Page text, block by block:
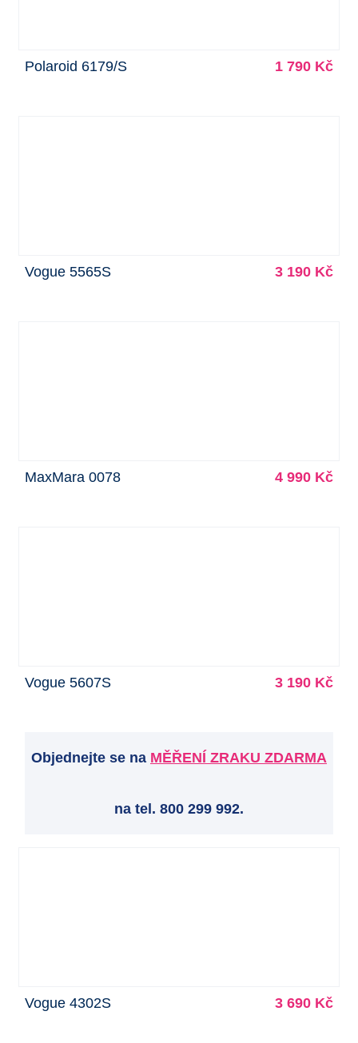
Polaroid 6179/S 1 790 Kč
Vogue 5565S 3 190 Kč
MaxMara 0078 4 990 Kč
Vogue 5607S 3 190 Kč
Objednejte se na MĚŘENÍ ZRAKU ZDARMA
na tel. 800 299 992.
Vogue 4302S 3 690 Kč